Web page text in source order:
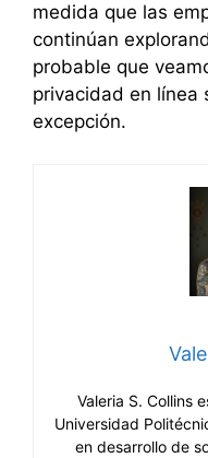
medida que las
continúan
probable que
privacidad en línea
excepción.
Valeria S. Collins
Universidad
en desarrollo de